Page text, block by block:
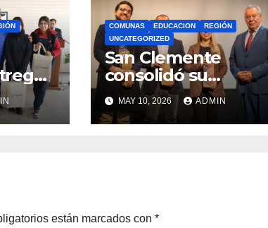
COMUNAS EDUCACION
REGIÓN
UNCATEGORIZED
San Clemente
consolidó su
apuesta educativa
con el lanzamiento
del Preuniversitario
MAY 10, 2026 ADMIN
están marcados con *